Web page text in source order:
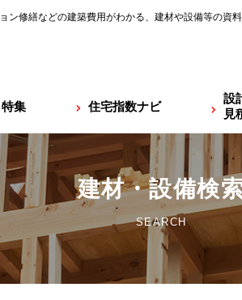
修繕などの建築費用がわかる、建材や設備等の資料
特集 住宅指数ナビ
設
見
建材・設備検
SEARCH